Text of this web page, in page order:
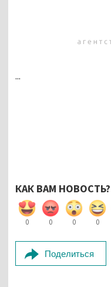
...
КАК ВАМ НОВОСТЬ?
0 0 0 0
Поделиться